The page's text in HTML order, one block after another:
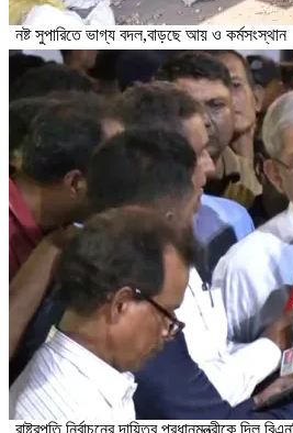
নষ্ট সুপারিতে ভাগ্য বদল,বাড়ছে আয় ও কর্মসংস্থান